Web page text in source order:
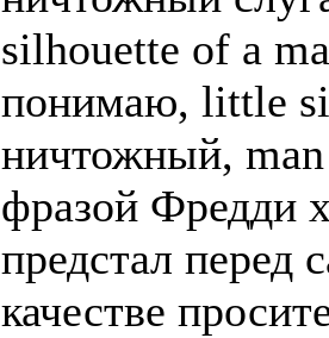
silhouette of a
понимаю, little
ничтожный,
фразой Фредди
предстал перед
качестве